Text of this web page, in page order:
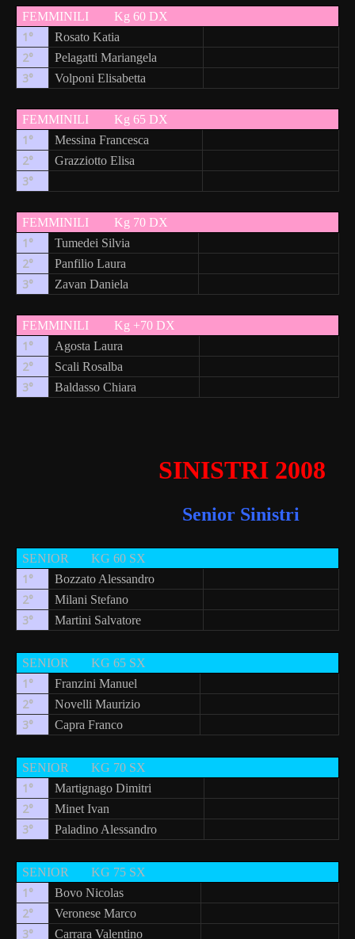
FEMMINILI Kg 60 DX
1° Rosato Katia
2° Pelagatti Mariangela
3° Volponi Elisabetta
FEMMINILI Kg 65 DX
1° Messina Francesca
2° Grazziotto Elisa
3°
FEMMINILI Kg 70 DX
1° Tumedei ­Silvia
2° Panfilio Laura
3° Zavan Daniela
FEMMINILI Kg +70 DX
1° Agosta Laura
2° Scali Rosalba
3° Baldasso Chiara
SINISTRI 2008
Senior Sinistri
SENIOR KG 60 SX
1° Bozzato Alessandro
2° Milani Stefano
3° Martini Salvatore
SENIOR KG 65 SX
1° Franzini Manuel
2° Novelli Maurizio
3° Capra Franco
SENIOR KG 70 SX
1° Martignago Dimitri
2° Minet Ivan
3° Paladino Alessandro
SENIOR KG 75 SX
1° Bovo Nicolas
2° Veronese Marco
3° Carrara Valentino